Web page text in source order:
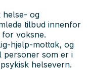
helse- og
tilbud innenfor
voksne.
hjelp-mottak, og
personer som er i
helsevern.